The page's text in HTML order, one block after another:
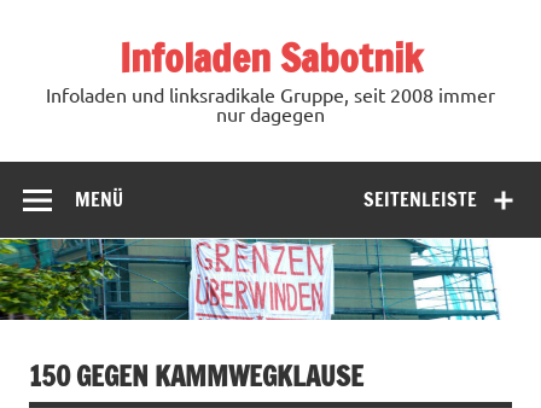
Infoladen Sabotnik
Infoladen und linksradikale Gruppe, seit 2008 immer
nur dagegen
SEITENLEISTE
MENÜ
150 GEGEN KAMMWEGKLAUSE